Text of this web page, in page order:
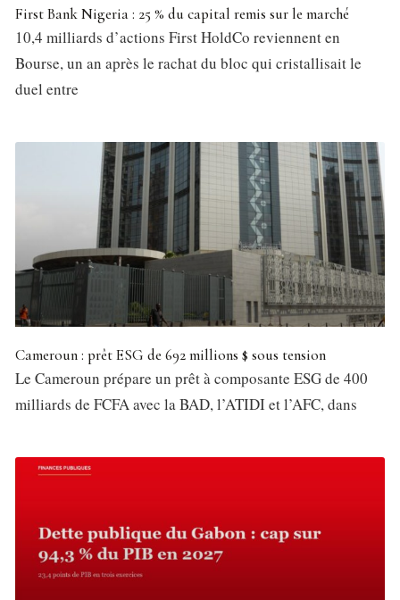
First Bank Nigeria : 25 % du capital remis sur le marché
10,4 milliards d’actions First HoldCo reviennent en
Bourse, un an après le rachat du bloc qui cristallisait le
duel entre
Cameroun : prêt ESG de 692 millions $ sous tension
Le Cameroun prépare un prêt à composante ESG de 400
milliards de FCFA avec la BAD, l’ATIDI et l’AFC, dans